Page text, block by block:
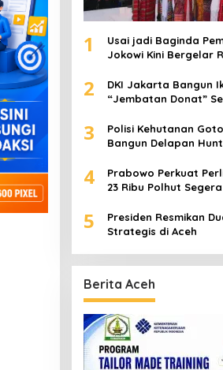
1
Usai jadi Baginda
Jokowi Kini Bergelar
2
DKI Jakarta Bangun
“Jembatan Donat”
3
Polisi Kehutanan
Bangun Delapan
4
Prabowo Perkuat
23 Ribu Polhut
5
Presiden Resmikan
Strategis di Aceh
Berita Aceh